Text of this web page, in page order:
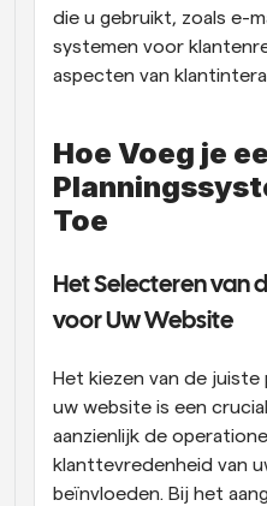
die u gebruikt, zoals e-
systemen voor
aspecten van
Hoe Voeg je
Toe
Het Selecteren van
voor Uw Website
Het kiezen van de
uw website is een
aanzienlijk de
klanttevredenheid van
beïnvloeden. Bij het